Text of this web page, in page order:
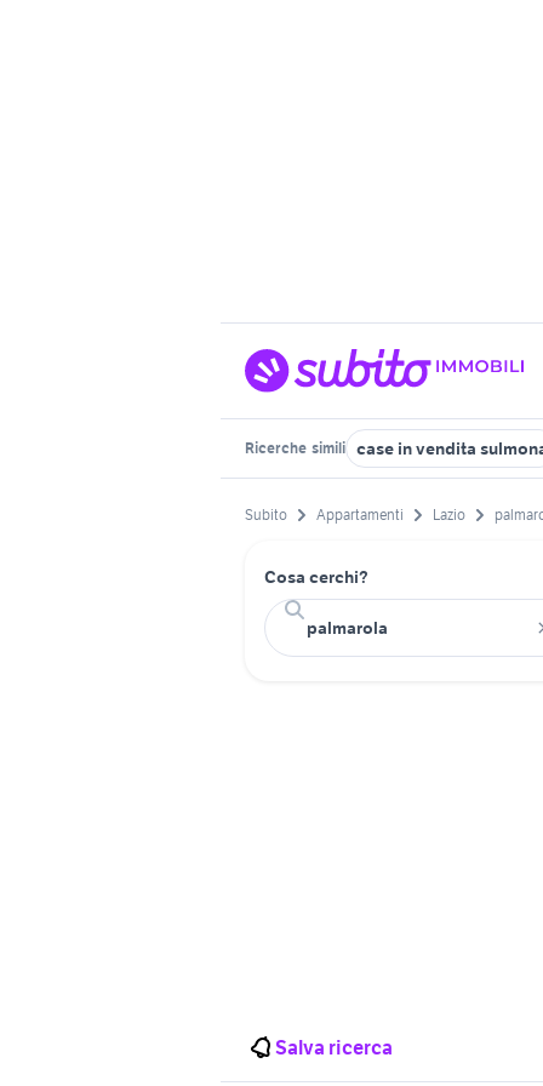
Ricerche simili case in vendita
Subito Appartamenti Lazio
Cosa cerchi?
Salva ricerca